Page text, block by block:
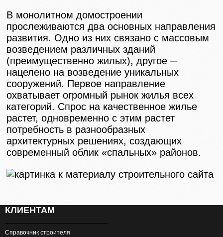
В монолитном домостроении
прослеживаются два основных направления
развития. Одно из них связано с массовым
возведением различных зданий
(преимущественно жилых), другое ─
нацелено на возведение уникальных
сооружений. Первое направление
охватывает огромный рынок жилья всех
категорий. Спрос на качественное жилье
растет, одновременно с этим растет
потребность в разнообразных
архитектурных решениях, создающих
современный облик «спальных» районов.
КЛИЕНТАМ
Справочник строителя